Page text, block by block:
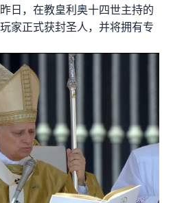
日，在教皇利奥十四世主持的
家正式获封圣人，并将拥有专